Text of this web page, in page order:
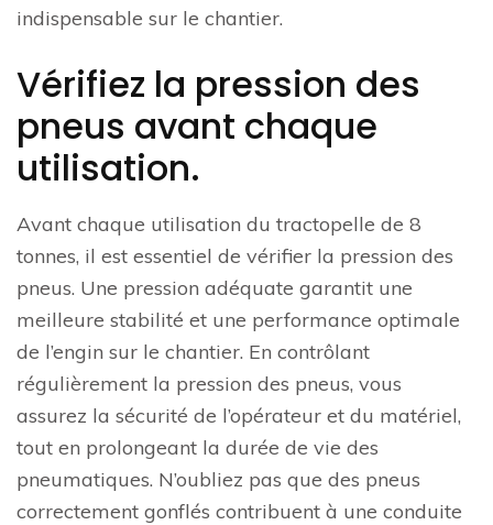
indispensable sur le chantier.
Vérifiez la pression des
pneus avant chaque
utilisation.
Avant chaque utilisation du tractopelle de 8
tonnes, il est essentiel de vérifier la pression des
pneus. Une pression adéquate garantit une
meilleure stabilité et une performance optimale
de l’engin sur le chantier. En contrôlant
régulièrement la pression des pneus, vous
assurez la sécurité de l’opérateur et du matériel,
tout en prolongeant la durée de vie des
pneumatiques. N’oubliez pas que des pneus
correctement gonflés contribuent à une conduite